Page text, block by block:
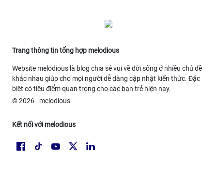
Trang thông tin tổng hợp melodious
Website melodious là blog chia sẻ vui về đời sống ở nhiều chủ đề
khác nhau giúp cho mọi người dễ dàng cập nhật kiến thức. Đặc
biệt có tiêu điểm quan trọng cho các bạn trẻ hiện nay.
© 2026 - melodious
Kết nối với melodious